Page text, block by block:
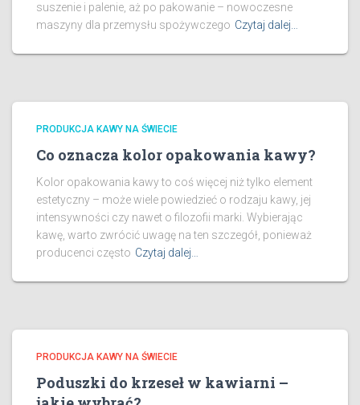
suszenie i palenie, aż po pakowanie – nowoczesne
maszyny dla przemysłu spożywczego Czytaj dalej…
PRODUKCJA KAWY NA ŚWIECIE
Co oznacza kolor opakowania kawy?
Kolor opakowania kawy to coś więcej niż tylko element
estetyczny – może wiele powiedzieć o rodzaju kawy, jej
intensywności czy nawet o filozofii marki. Wybierając
kawę, warto zwrócić uwagę na ten szczegół, ponieważ
producenci często Czytaj dalej…
PRODUKCJA KAWY NA ŚWIECIE
Poduszki do krzeseł w kawiarni –